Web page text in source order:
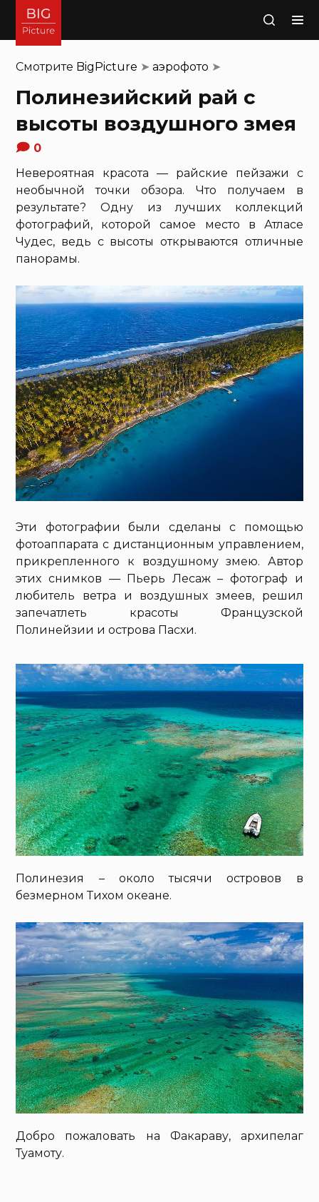
Поиск
Смотрите BigPicture ➤аэрофото ➤
Полинезийский рай с
высоты воздушного змея
0
Невероятная красота — райские пейзажи с
необычной точки обзора. Что получаем в
результате? Одну из лучших коллекций
фотографий, которой самое место в Атласе
Чудес, ведь с высоты открываются отличные
панорамы.
Эти фотографии были сделаны с помощью
фотоаппарата с дистанционным управлением,
прикрепленного к воздушному змею. Автор
этих снимков — Пьерь Лесаж – фотограф и
любитель ветра и воздушных змеев, решил
запечатлеть красоты Французской
Полинейзии и острова Пасхи.
Полинезия – около тысячи островов в
безмерном Тихом океане.
Добро пожаловать на Факараву, архипелаг
Туамоту.